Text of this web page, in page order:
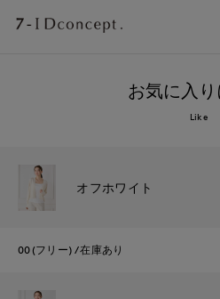
お気に入
Like
オフホワイト
00(フリー) 在庫あり